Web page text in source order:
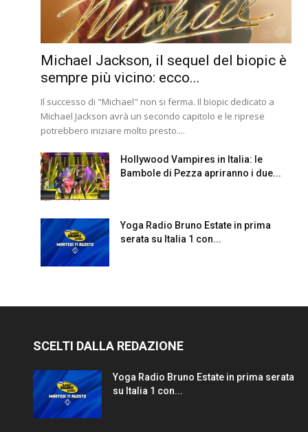
Michael Jackson, il sequel del biopic è
sempre più vicino: ecco...
Il successo di "Michael" non si ferma. Il biopic dedicato a
Michael Jackson avrà un secondo capitolo e le riprese
potrebbero iniziare molto presto....
Hollywood Vampires in Italia: le
Bambole di Pezza apriranno i due...
Yoga Radio Bruno Estate in prima
serata su Italia 1 con...
SCELTI DALLA REDAZIONE
Yoga Radio Bruno Estate in prima serata
su Italia 1 con...